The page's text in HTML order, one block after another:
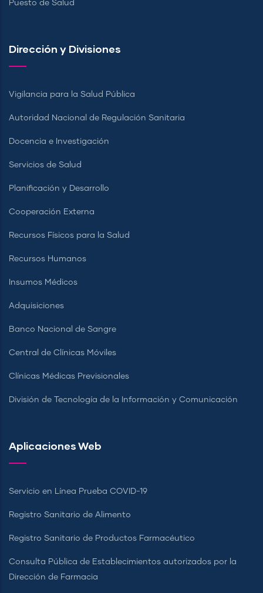
Puesto de Salud
Dirección y Divisiones
Vigilancia para la Salud Pública
Autoridad Nacional de Regulación Sanitaria
Docencia e Investigación
Servicios de Salud
Planificación y Desarrollo
Cooperación Externa
Recursos Físicos para la Salud
Recursos Humanos
Insumos Médicos
Adquisiciones
Banco Nacional de Sangre
Central de Clínicas Móviles
Clínicas Médicas Previsionales
División de Tecnología de la Información y Comunicación
Aplicaciones Web
Servicio en Línea Prueba COVID-19
Registro Sanitario de Alimento
Registro Sanitario de Productos Farmacéutico
Consulta Pública de Establecimientos autorizados por la
Dirección de Farmacia